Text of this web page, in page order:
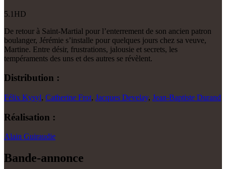
5.1 HD
De retour à Saint-Martial pour l’enterrement de son ancien patron
boulanger, Jérémie s’installe pour quelques jours chez sa veuve,
Martine. Entre désir, frustrations, jalousie et secrets, les
tempéraments des uns et des autres se révèlent.
Distribution :
Félix Kysyl, Catherine Frot, Jacques Develay, Jean-Baptiste Durand
Réalisation :
Alain Guiraudie
Bande-annonce